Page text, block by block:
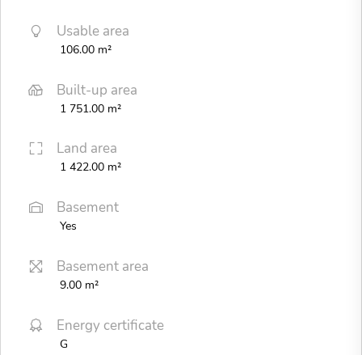
Usable area
106.00 m²
Built-up area
1 751.00 m²
Land area
1 422.00 m²
Basement
Yes
Basement area
9.00 m²
Energy certificate
G